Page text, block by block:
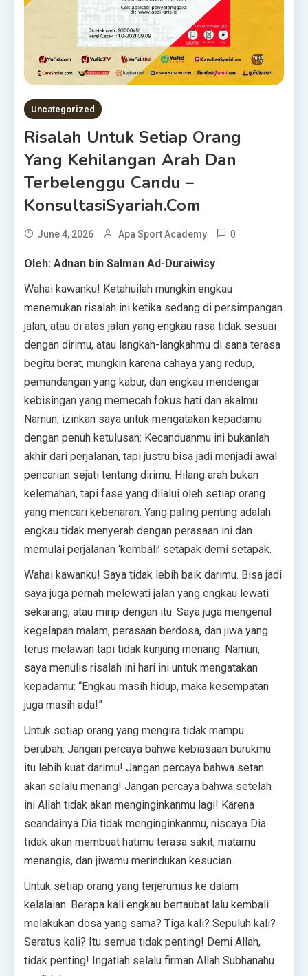
Uncategorized
Risalah Untuk Setiap Orang
Yang Kehilangan Arah Dan
Terbelenggu Candu –
KonsultasiSyariah.com
June 4, 2026 Apa Sport Academy 0
Oleh: Adnan bin Salman Ad-Duraiwisy
Wahai kawanku! Ketahuilah mungkin engkau
menemukan risalah ini ketika sedang di persimpangan
jalan, atau di atas jalan yang engkau rasa tidak sesuai
dengan dirimu, atau langkah-langkahmu di sana terasa
begitu berat, mungkin karena cahaya yang redup,
pemandangan yang kabur, dan engkau mendengar
kebisingan yang memecah fokus hati dan akalmu.
Namun, izinkan saya untuk mengatakan kepadamu
dengan penuh ketulusan: Kecanduanmu ini bukanlah
akhir dari perjalanan, tapi justru bisa jadi menjadi awal
pencarian sejati tentang dirimu. Hilang arah bukan
kelemahan, tapi fase yang dilalui oleh setiap orang
yang mencari kebenaran. Yang paling penting adalah
engkau tidak menyerah dengan perasaan ini dan
memulai perjalanan ‘kembali’ setapak demi setapak.
Wahai kawanku! Saya tidak lebih baik darimu. Bisa jadi
saya juga pernah melewati jalan yang engkau lewati
sekarang, atau mirip dengan itu. Saya juga mengenal
kegelapan malam, perasaan berdosa, dan jiwa yang
terus melawan tapi tidak kunjung menang. Namun,
saya menulis risalah ini hari ini untuk mengatakan
kepadamu: “Engkau masih hidup, maka kesempatan
juga masih ada!”
Untuk setiap orang yang mengira tidak mampu
berubah: Jangan percaya bahwa kebiasaan burukmu
itu lebih kuat darimu! Jangan percaya bahwa setan
akan selalu menang! Jangan percaya bahwa setelah
ini Allah tidak akan menginginkanmu lagi! Karena
seandainya Dia tidak menginginkanmu, niscaya Dia
tidak akan membuat hatimu terasa sakit, matamu
menangis, dan jiwamu merindukan kesucian.
Untuk setiap orang yang terjerumus ke dalam
kelalaian: Berapa kali engkau bertaubat lalu kembali
melakukan dosa yang sama? Tiga kali? Sepuluh kali?
Seratus kali? Itu semua tidak penting! Demi Allah,
tidak penting! Ingatlah selalu firman Allah Subhanahu